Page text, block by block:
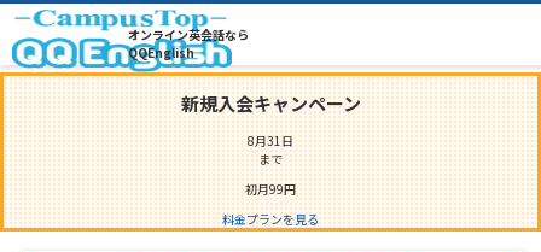
オンライン英会話なら
QQEnglish
自社教育で育成
3,000名以上のプロ教師
新規入会キャンペーン
8月31日
まで
初月99円
料金プランを見る